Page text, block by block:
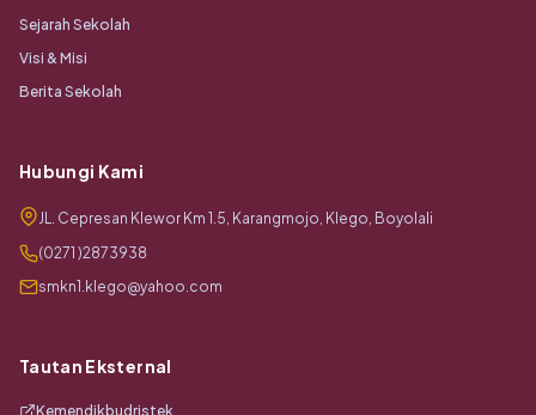
Sejarah Sekolah
Visi & Misi
Berita Sekolah
Hubungi Kami
JL. Cepresan Klewor Km 1.5, Karangmojo, Klego, Boyolali
(0271 )2873938
smkn1.klego@yahoo.com
Tautan Eksternal
Kemendikbudristek